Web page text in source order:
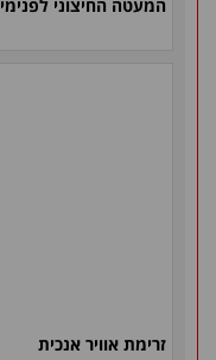
המעטה החיצוני לפנימי
זרימת אוויר אנכית